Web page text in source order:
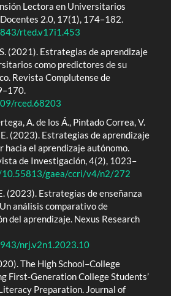
Lectora en Universitarios
2.0, 17(1), 174–182.
rted.v17i1.453
(2021). Estrategias de aprendizaje
como predictores de su
Revista Complutense de
rced.68203
A. de los Á., Pintado Correa, V.
(2023). Estrategias de aprendizaje
hacia el aprendizaje autónomo.
de Investigación, 4(2), 1023–
gaea/ccri/v4/n2/272
(2023). Estrategias de enseñanza
análisis comparativo de
del aprendizaje. Nexus Research
nrj.v2n1.2023.10
The High School–College
First‐Generation College Students’
Preparation. Journal of